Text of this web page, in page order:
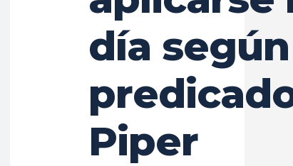
día
Piper